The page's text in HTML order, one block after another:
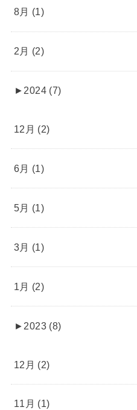
8月 (1)
2月 (2)
► 2024 (7)
12月 (2)
6月 (1)
5月 (1)
3月 (1)
1月 (2)
► 2023 (8)
12月 (2)
11月 (1)